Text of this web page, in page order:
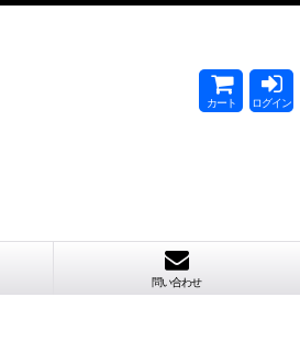
カート ログイン
問い合わせ